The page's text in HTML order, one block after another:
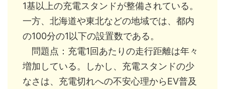
1基以上の充電スタンドが整備されている。
一方、北海道や東北などの地域では、都内
の100分の1以下の設置数である。
問題点：充電1回あたりの走行距離は年々
増加している。しかし、充電スタンドの少
なさは、充電切れへの不安心理からEV普及